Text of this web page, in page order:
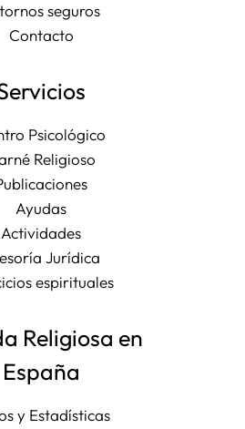
seguros
Contacto
Psicológico
Religioso
Ayudas
Actividades
Jurídica
espirituales
Religiosa en
España
y Estadísticas